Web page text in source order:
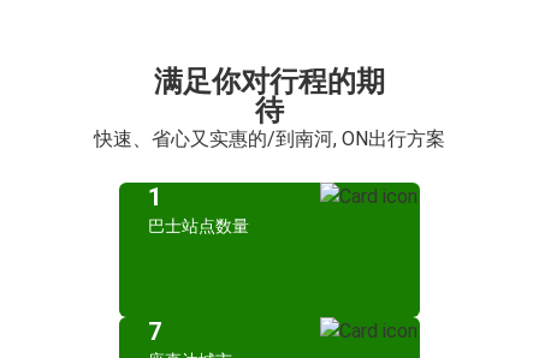
满足你对行程的期
待
快速、省心又实惠的/到南河, ON出行方案
1
巴士站点数量
7